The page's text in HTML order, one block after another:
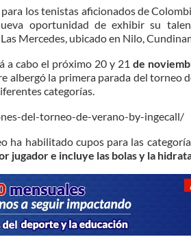
los tenistas aficionados de
oportunidad de exhibir su
Mercedes, ubicado en Nilo,
a cabo el próximo 20 y 21 de
albergó la primera parada del torneo
categorías.
del-torneo-de-verano-by-ingecall/
habilitado cupos para las
jugador e incluye las bolas y la